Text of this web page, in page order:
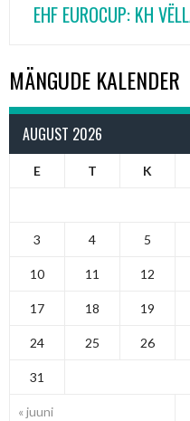
EHF EUROCUP: KH
MÄNGUDE KALENDER
AUGUST 2026
E T K
« juuni
3 4 5
10 11 12
17 18 19
24 25 26
31